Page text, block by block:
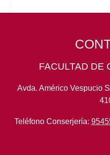
FACULTAD DE
Avda. Américo Vespucio
Teléfono Conserjería: